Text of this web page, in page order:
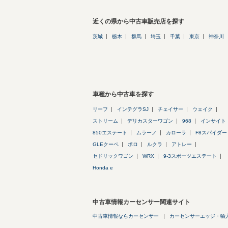
近くの県から中古車販売店を探す
茨城 栃木 群馬 埼玉 千葉 東京 神奈川
車種から中古車を探す
リーフ インテグラSJ チェイサー ウェイク
ストリーム デリカスターワゴン 968 インサイト
850エステート ムラーノ カローラ F8スパイダー
GLEクーペ ポロ ルクラ アトレー
セドリックワゴン WRX 9-3スポーツエステート
Honda e
中古車情報カーセンサー関連サイト
中古車情報ならカーセンサー カーセンサーエッジ・輸